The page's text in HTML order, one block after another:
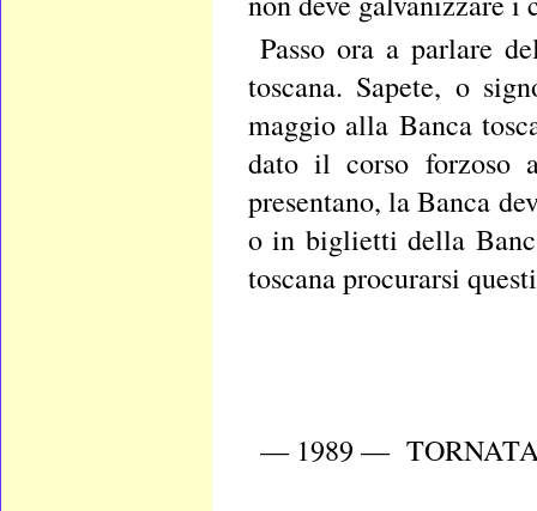
Passo ora a parlare
toscana. Sapete, o
maggio alla Banca
dato il corso forzoso
presentano, la Banca
o in biglietti della
toscana procurarsi
— 1989 — TORNATA